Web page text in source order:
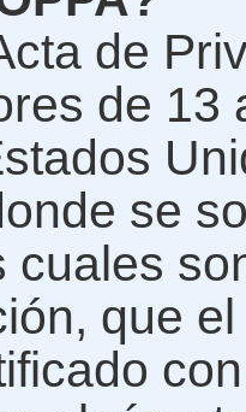
de
de 13
se
cuales
que